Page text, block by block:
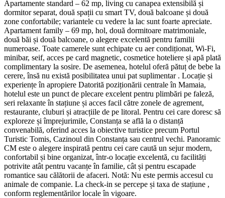
Apartamente standard – 62 mp, living cu canapea extensibilă și
dormitor separat, două spații cu smart TV, două balcoane și două
zone confortabile; variantele cu vedere la lac sunt foarte apreciate.
Apartament family – 69 mp, hol, două dormitoare matrimoniale,
două băi și două balcoane, o alegere excelentă pentru familii
numeroase. Toate camerele sunt echipate cu aer condiționat, Wi‑Fi,
minibar, seif, acces pe card magnetic, cosmetice hoteliere și apă plată
complimentary la sosire. De asemenea, hotelul oferă pătuț de bebe la
cerere, însă nu există posibilitatea unui pat suplimentar . Locație și
experiențe în apropiere Datorită poziționării centrale în Mamaia,
hotelul este un punct de plecare excelent pentru plimbări pe faleză,
seri relaxante în stațiune și acces facil către zonele de agrement,
restaurante, cluburi și atracțiile de pe litoral. Pentru cei care doresc să
exploreze și împrejurimile, Constanța se află la o distanță
convenabilă, oferind acces la obiective turistice precum Portul
Turistic Tomis, Cazinoul din Constanța sau centrul vechi. Panoramic
CM este o alegere inspirată pentru cei care caută un sejur modern,
confortabil și bine organizat, într-o locație excelentă, cu facilități
potrivite atât pentru vacanțe în familie, cât și pentru escapade
romantice sau călătorii de afaceri. Notă: Nu este permis accesul cu
animale de companie. La check-in se percepe și taxa de stațiune ,
conform reglementărilor locale în vigoare.